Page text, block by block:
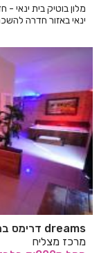
מלון בוטיק בית ינאי -
ינאי באזור חדרה
dreams דרימס במצליח
מרכז מצליח